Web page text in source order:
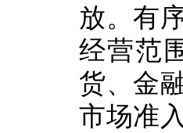
放。有
经营范
货、金
市场准